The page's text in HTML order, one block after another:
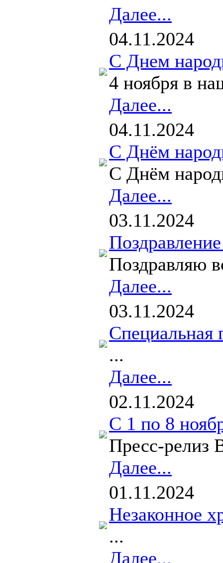
Далее...
04.11.2024
С Днем
4 ноября в
Далее...
04.11.2024
С Днём
С Днём
Далее...
03.11.2024
Поздравляю
Далее...
03.11.2024
Специальная
...
Далее...
02.11.2024
С 1 по 8
Пресс-релиз
Далее...
01.11.2024
Незаконное
...
Далее...